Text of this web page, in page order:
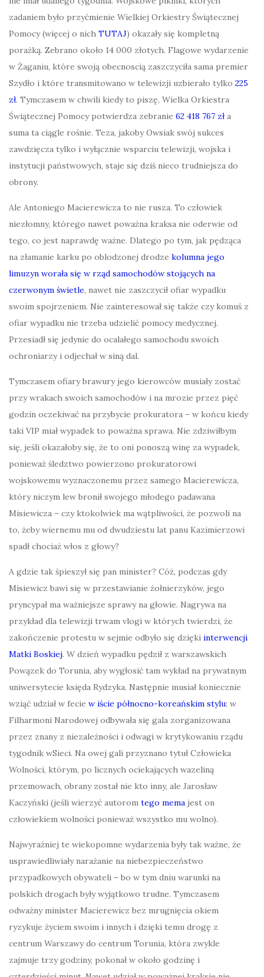
zadaniem było przyćmienie Wielkiej Orkiestry Świątecznej
Pomocy (więcej o nich TUTAJ) okazały się kompletną
porażką. Zebrano około 14 000 złotych. Flagowe wydarzenie
w Żaganiu, które swoją obecnoscią zaszczyciła sama premier
Szydło i które transmitowano w telewizji uzbierało tylko 225
zł. Tymczasem w chwili kiedy to piszę, Wielka Orkiestra
Świątecznej Pomocy potwierdza zebranie 62 418 767 zła
suma ta ciągle rośnie. Teza, jakoby Owsiak swój sukces
zawdzięcza tylko i wyłącznie wsparciu telewizji, wojska i
instytucji państwowych, staje się dziś nieco trudniejsza do
obrony.
Ale Antoniego Macierewicza to nie rusza. To człowiek
niezłomny, którego nawet poważna kraksa nie oderwie od
tego, co jest naprawdę ważne. Dlatego po tym, jak pędząca
na złamanie karku po oblodzonej drodze kolumna jego
limuzyn worała się w rząd samochodów stojących na
czerwonym świetle, nawet nie zaszczycił ofiar wypadku
swoim spojrzeniem. Nie zainteresował się także czy komuś z
ofiar wypadku nie trzeba udzielić pomocy medycznej.
Przesiadł się jedynie do ocalałego samochodu swoich
ochroniarzy i odjechał w siną dal.
Tymczasem ofiary brawury jego kierowców musiały zostać
przy wrakach swoich samochodów i na mrozie przez pięć
godzin oczekiwać na przybycie prokuratora – w końcu kiedy
taki VIP miał wypadek to poważna sprawa. Nie zdziwiłbym
się, jeśli okazałoby się, że to oni ponoszą winę za wypadek,
ponieważ śledztwo powierzono prokuratorowi
wojskowemu wyznaczonemu przez samego Macierewicza,
który niczym lew bronił swojego młodego padawana
Misiewicza – czy ktokolwiek ma wątpliwości, że pozwoli na
to, żeby wiernemu mu od dwudziestu lat panu Kazimierzowi
spadł chociaż włos z głowy?
A gdzie tak śpieszył się pan minister? Cóż, podczas gdy
Misiewicz bawi się w przestawianie żołnierzyków, jego
pryncypał ma ważniejsze sprawy na głowie. Nagrywa na
przykład dla telewizji trwam vlogi w których twierdzi, że
zakończenie protestu w sejmie odbyło się dzięki interwencji
Matki Boskiej. W dzień wypadku pędził z warszawskich
Powązek do Torunia, aby wygłosić tam wykład na prywatnym
uniwersytecie księda Rydzyka. Następnie musiał koniecznie
wziąć udział w fecie w iście północno-koreańskim stylu: w
Filharmoni Narodowej odbywała się gala zorganizowana
przez znany z niezależności i odwagi w krytykowaniu rządu
tygodnik wSieci. Na owej gali przyznano tytuł Człowieka
Wolności, którym, po licznych ociekających wazeliną
przemowach, obrany został nie kto inny, ale Jarosław
Kaczyński (jeśli wierzyć autorom tego mema jest on
człowiekiem wolności ponieważ wszystko mu wolno).
Najwyraźniej te wiekopomne wydarzenia były tak ważne, że
usprawiedliwiały narażanie na niebezpieczeństwo
przypadkowych obywateli – bo w tym dniu warunki na
polskich drogach były wyjątkowo trudne. Tymczasem
odważny minister Macierewicz bez mrugnięcia okiem
ryzykuje życiem swoim i innych i dzięki temu drogę z
centrum Warszawy do centrum Torunia, która zwykle
zajmuje trzy godziny, pokonał w około godzinę i